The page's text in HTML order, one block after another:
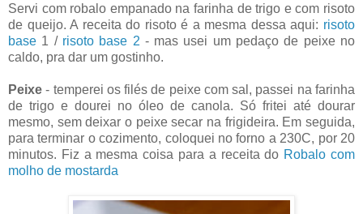
Servi com robalo empanado na farinha de trigo e com risoto
de queijo. A receita do risoto é a mesma dessa aqui: risoto
base 1 / risoto base 2 - mas usei um pedaço de peixe no
caldo, pra dar um gostinho.
Peixe - temperei os filés de peixe com sal, passei na farinha
de trigo e dourei no óleo de canola. Só fritei até dourar
mesmo, sem deixar o peixe secar na frigideira. Em seguida,
para terminar o cozimento, coloquei no forno a 230C, por 20
minutos. Fiz a mesma coisa para a receita do Robalo com
molho de mostarda